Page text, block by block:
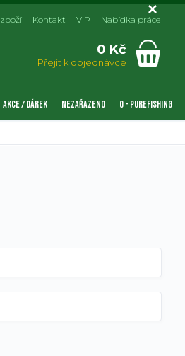
0 Kč
Přejít k objednávce
Kontakt VIP Nabídka práce
AKCE / DÁREK NEZAŘAZENO 0 - PUREFISHING